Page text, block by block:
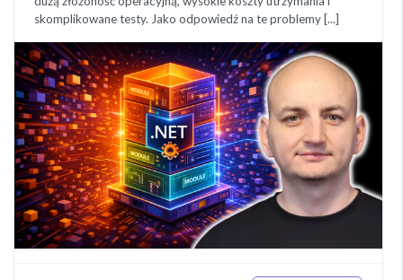
skomplikowane testy. Jako odpowiedź na te problemy [...]